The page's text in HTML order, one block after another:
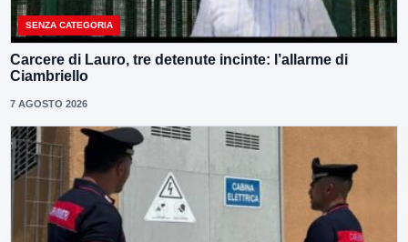
SENZA CATEGORIA
Carcere di Lauro, tre detenute incinte: l’allarme di
Ciambriello
7 AGOSTO 2026